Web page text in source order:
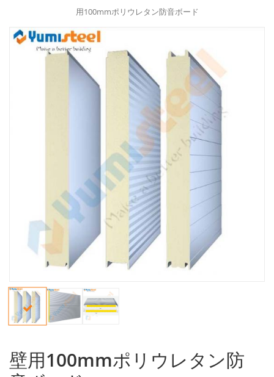
用100mmポリウレタン防音ボード
壁用100mmポリウレタン防